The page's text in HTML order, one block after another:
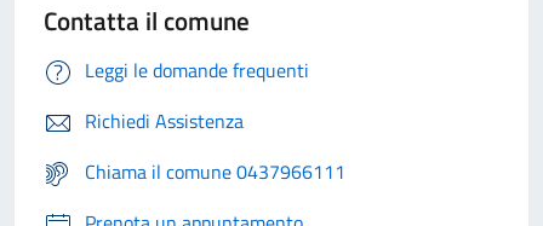
Contatta il comune
Leggi le domande frequenti
Richiedi Assistenza
Chiama il comune 0437966111